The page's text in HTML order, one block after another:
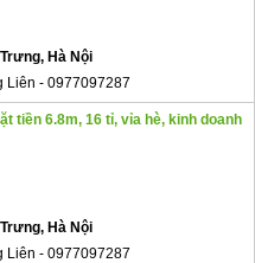
Hà Nội
Liên - 0977097287
tiền 6.8m, 16 tỉ, vỉa hè, kinh doanh
Hà Nội
Liên - 0977097287